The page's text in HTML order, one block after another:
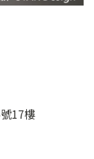
17樓